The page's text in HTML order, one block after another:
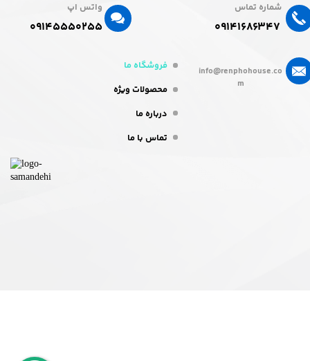
فروشگاه ما
محصولات ویژه
درباره ما
تماس با ما
شماره تماس
۰۹۱۴۱۶۸۶۳۴۷​​​​​​​
واتس اپ
۰۹۱۴۵۵۵۰۲۵۵​​​​​​​
info@renphohouse.co
m